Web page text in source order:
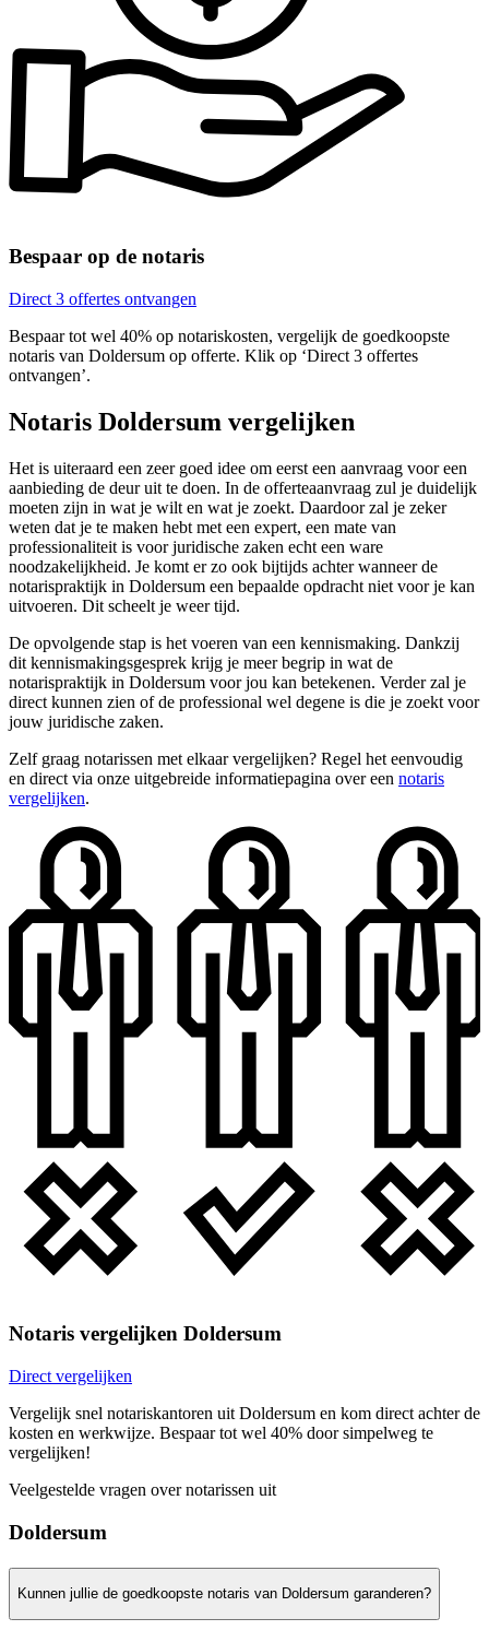
Bespaar op de notaris
Direct 3 offertes ontvangen
Bespaar tot wel 40% op notariskosten, vergelijk de goedkoopste
notaris van Doldersum op offerte. Klik op ‘Direct 3 offertes
ontvangen’.
Notaris Doldersum vergelijken
Het is uiteraard een zeer goed idee om eerst een aanvraag voor een
aanbieding de deur uit te doen. In de offerteaanvraag zul je duidelijk
moeten zijn in wat je wilt en wat je zoekt. Daardoor zal je zeker
weten dat je te maken hebt met een expert, een mate van
professionaliteit is voor juridische zaken echt een ware
noodzakelijkheid. Je komt er zo ook bijtijds achter wanneer de
notarispraktijk in Doldersum een bepaalde opdracht niet voor je kan
uitvoeren. Dit scheelt je weer tijd.
De opvolgende stap is het voeren van een kennismaking. Dankzij
dit kennismakingsgesprek krijg je meer begrip in wat de
notarispraktijk in Doldersum voor jou kan betekenen. Verder zal je
direct kunnen zien of de professional wel degene is die je zoekt voor
jouw juridische zaken.
Zelf graag notarissen met elkaar vergelijken? Regel het eenvoudig
en direct via onze uitgebreide informatiepagina over een notaris
vergelijken.
Notaris vergelijken Doldersum
Direct vergelijken
Vergelijk snel notariskantoren uit Doldersum en kom direct achter de
kosten en werkwijze. Bespaar tot wel 40% door simpelweg te
vergelijken!
Veelgestelde vragen over notarissen uit
Doldersum
Kunnen jullie de goedkoopste notaris van Doldersum garanderen?